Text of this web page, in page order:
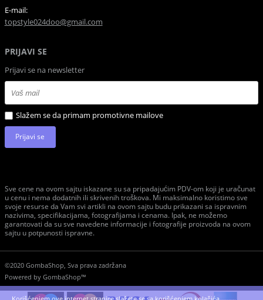
E-mail:
topstyle024doo@gmail.com
PRIJAVI SE
Prijavi se na newsletter
Slažem se da primam promotivne mailove
Prijavi se
Sve cene na ovom sajtu iskazane su sa pripadajućim PDV-om koji je uračunat
u cenu i nema dodatnih ili skrivenih troškova. Mi maksimalno koristimo sve
svoje resurse da Vam svi artikli na ovom sajtu budu prikazani sa ispravnim
nazivima, specifikacijama, fotografijama i cenama. Ipak, ne možemo
garantovati da su sve navedene informacije i fotografije proizvoda na ovom
sajtu u potpunosti ispravne.
©2020 GombaShop, Sva prava zadržana
Powered by GombaShop™